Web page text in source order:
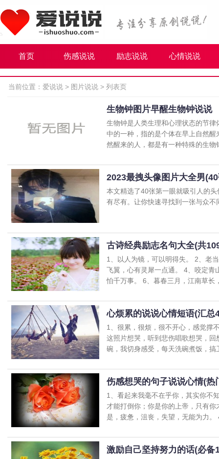
首页 伤感说说 励志说说 心情说说
当前位置： 爱说说 > 图片说说 > 列表页
生物钟图片早醒生物钟说说
生物钟是人类生理和心理状态的节
中的一种，指的是个体在早上自然
然醒来的人，都是有一种特殊的生物
2023最拽头像图片大全男
本文精选了40张第一眼就吸引人的
有尽有。让你快速寻找到一张与众
古诗经典励志名句大全(共
1、以人为镜，可以明得失。 2、老
飞翼，心有灵犀一点通。 4、咬定青
怕千万事。 6、暮春三月，江南草长
心烦累的说说心情短语(汇总
1、很累，很烦，很不开心，感觉
这照片想哭，听到悲伤唱歌想哭，
碗，我切身感受，每天洗碗煮饭，搞
伤感想哭的句子说说心情(热
1、看起来我毫不在乎你，其实你不
才能打倒你；你是你的上帝，只有
是，疲惫，沮丧，失望，无能为力。
激励自己坚持努力的话(必备